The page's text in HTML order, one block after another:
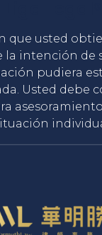
que usted
la intención de
pudiera
Usted debe